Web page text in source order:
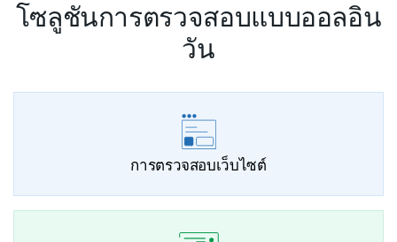
โซลูชันการตรวจสอบแบบออลอิน
วัน
การตรวจสอบเว็บไซต์